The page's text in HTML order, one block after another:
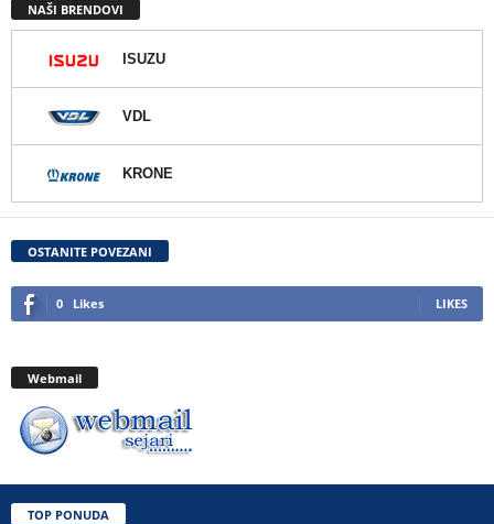
NAŠI BRENDOVI
ISUZU
VDL
KRONE
OSTANITE POVEZANI
0 Likes LIKES
Webmail
TOP PONUDA